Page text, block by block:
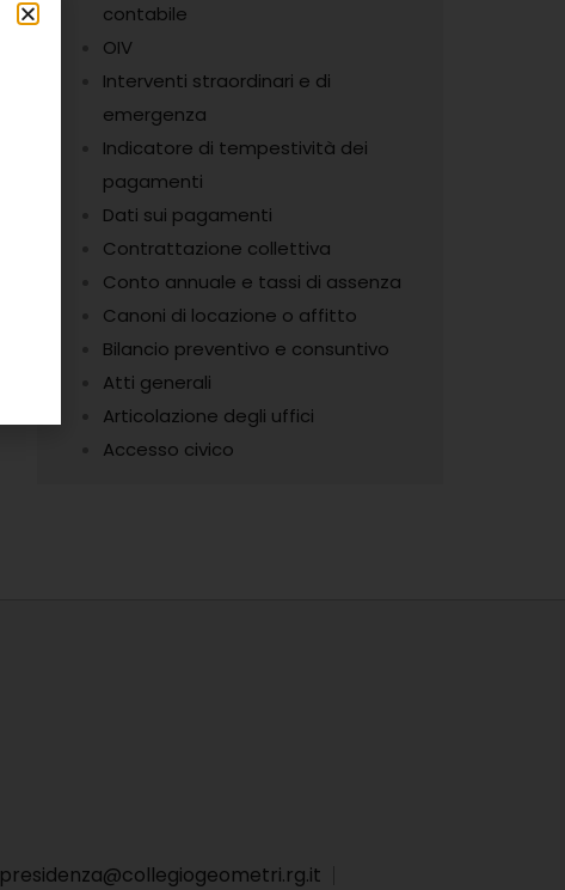
contabile
OIV
Interventi straordinari e di
emergenza
Indicatore di tempestività dei
pagamenti
Dati sui pagamenti
Contrattazione collettiva
Conto annuale e tassi di assenza
Canoni di locazione o affitto
Bilancio preventivo e consuntivo
Atti generali
Articolazione degli uffici
Accesso civico
presidenza@collegiogeometri.rg.it